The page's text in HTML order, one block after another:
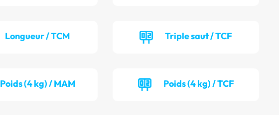
Longueur / TCM Triple saut / TCF
Poids (4 kg) / MAM Poids (4 kg) / TCF